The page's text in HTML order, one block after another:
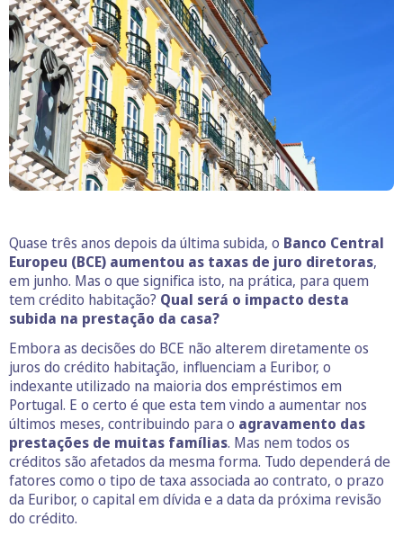
Quase três anos depois da última subida, o Banco Central
Europeu (BCE) aumentou as taxas de juro diretoras,
em junho. Mas o que significa isto, na prática, para quem
tem crédito habitação? Qual será o impacto desta
subida na prestação da casa?
Embora as decisões do BCE não alterem diretamente os
juros do crédito habitação, influenciam a Euribor, o
indexante utilizado na maioria dos empréstimos em
Portugal. E o certo é que esta tem vindo a aumentar nos
últimos meses, contribuindo para o agravamento das
prestações de muitas famílias. Mas nem todos os
créditos são afetados da mesma forma. Tudo dependerá de
fatores como o tipo de taxa associada ao contrato, o prazo
da Euribor, o capital em dívida e a data da próxima revisão
do crédito.